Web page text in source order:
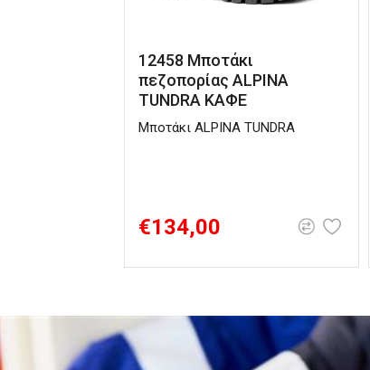
12458 Μποτάκι
πεζοπορίας ALPINA
TUNDRA ΚΑΦΕ
Μποτάκι ALPINA TUNDRA
€134,00